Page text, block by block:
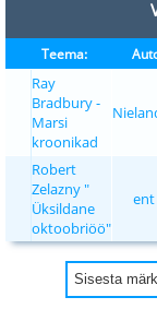
Teema:
Ray
Bradbury -
Marsi
kroonikad
Robert
Zelazny "
Üksildane
oktoobriöö"
ent